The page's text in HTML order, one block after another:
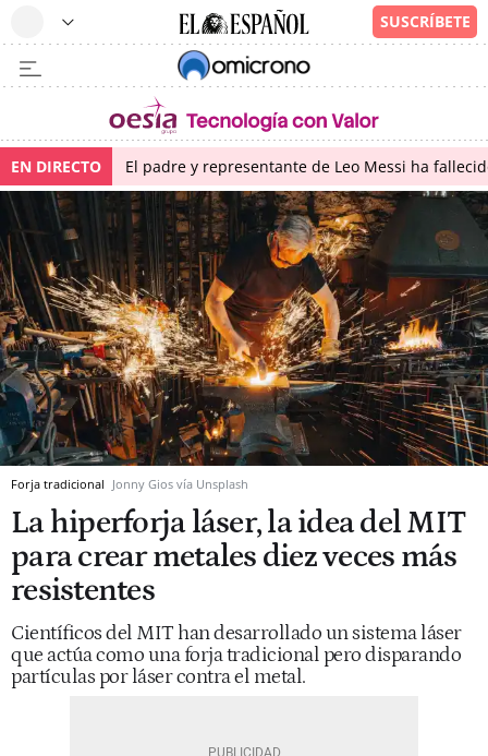
EN DIRECTO El padre y representante de Leo Messi ha
Forja tradicional Jonny Gios vía Unsplash
La hiperforja láser, la idea del MIT
para crear metales diez veces más
resistentes
Científicos del MIT han desarrollado un sistema láser
que actúa como una forja tradicional pero disparando
partículas por láser contra el metal.